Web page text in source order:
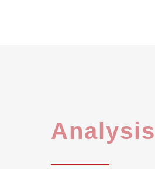
Analysis